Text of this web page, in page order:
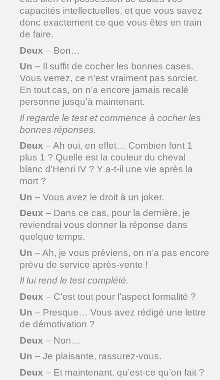
capacités intellectuelles, et que vous savez
donc exactement ce que vous êtes en train
de faire.
Deux – Bon…
Un – Il suffit de cocher les bonnes cases.
Vous verrez, ce n’est vraiment pas sorcier.
En tout cas, on n’a encore jamais recalé
personne jusqu’à maintenant.
Il regarde le test et commence à cocher les
bonnes réponses.
Deux – Ah oui, en effet… Combien font 1
plus 1 ? Quelle est la couleur du cheval
blanc d’Henri IV ? Y a-t-il une vie après la
mort ?
Un – Vous avez le droit à un joker.
Deux – Dans ce cas, pour la dernière, je
reviendrai vous donner la réponse dans
quelque temps.
Un – Ah, je vous préviens, on n’a pas encore
prévu de service après-vente !
Il lui rend le test complété.
Deux – C’est tout pour l’aspect formalité ?
Un – Presque… Vous avez rédigé une lettre
de démotivation ?
Deux – Non…
Un – Je plaisante, rassurez-vous.
Deux – Et maintenant, qu’est-ce qu’on fait ?